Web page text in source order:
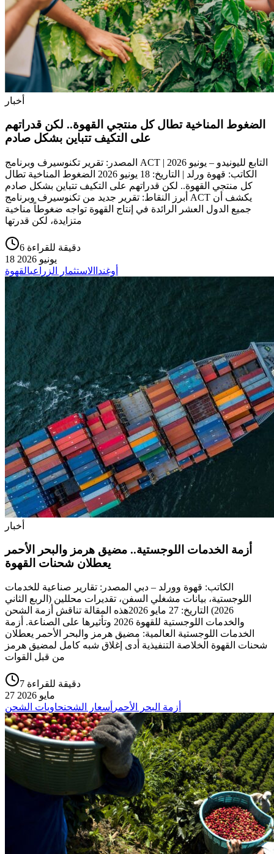
أخبار
الضغوط المناخية تطال كل منتجي القهوة.. لكن قدراتهم
على التكيف تتباين بشكل صادم
المصدر: تقرير تكنوسيرف وبرنامج ACT التابع لليونيدو – يونيو 2026 |
الكاتب: قهوة ورلد | التاريخ: 18 يونيو 2026 الضغوط المناخية تطال
كل منتجي القهوة.. لكن قدراتهم على التكيف تتباين بشكل صادم
أبرز النقاط: تقرير جديد من تكنوسيرف وبرنامج ACT يكشف أن
جميع الدول العشر الرائدة في إنتاج القهوة تواجه ضغوطاً مناخية
متزايدة، لكن قدرتها
6 دقيقة للقراءة
18 يونيو 2026
أوغندا الاستثمار الزراعيالقهوة
أخبار
أزمة الخدمات اللوجستية.. مضيق هرمز والبحر الأحمر
يعطلان شحنات القهوة
الكاتب: قهوة وورلد – دبي المصدر: تقارير صناعية للخدمات
اللوجستية، بيانات مشغلي السفن، تقديرات محللين (الربع الثاني
2026) التاريخ: 27 مايو 2026هذه المقالة تناقش أزمة الشحن
والخدمات اللوجستية للقهوة 2026 وتأثيرها على الصناعة. أزمة
الخدمات اللوجستية العالمية: مضيق هرمز والبحر الأحمر يعطلان
شحنات القهوة الخلاصة التنفيذية أدى إغلاق شبه كامل لمضيق هرمز
من قبل القوات
7 دقيقة للقراءة
27 مايو 2026
أزمة البحر الأحمر أسعار الشحنحاويات الشحن